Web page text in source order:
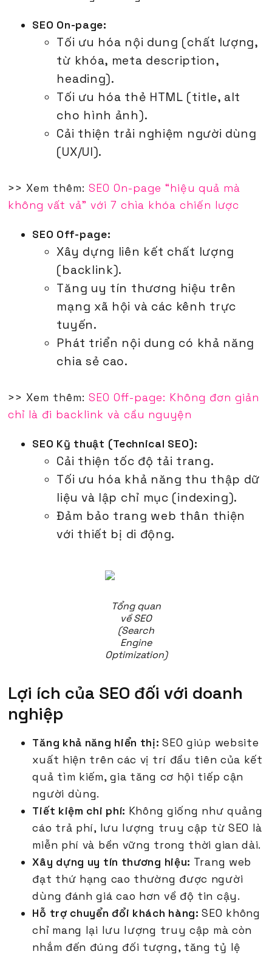
SEO On-page:
Tối ưu hóa nội dung (chất lượng,
từ khóa, meta description,
heading).
Tối ưu hóa thẻ HTML (title, alt
cho hình ảnh).
Cải thiện trải nghiệm người dùng
(UX/UI).
>> Xem thêm: SEO On-page “hiệu quả mà
không vất vả” với 7 chìa khóa chiến lược
SEO Off-page:
Xây dựng liên kết chất lượng
(backlink).
Tăng uy tín thương hiệu trên
mạng xã hội và các kênh trực
tuyến.
Phát triển nội dung có khả năng
chia sẻ cao.
>> Xem thêm: SEO Off-page: Không đơn giản
chỉ là đi backlink và cầu nguyện
SEO Kỹ thuật (Technical SEO):
Cải thiện tốc độ tải trang.
Tối ưu hóa khả năng thu thập dữ
liệu và lập chỉ mục (indexing).
Đảm bảo trang web thân thiện
với thiết bị di động.
Tổng quan
về SEO
(Search
Engine
Optimization)
Lợi ích của SEO đối với doanh
nghiệp
Tăng khả năng hiển thị:SEO giúp website
xuất hiện trên các vị trí đầu tiên của kết
quả tìm kiếm, gia tăng cơ hội tiếp cận
người dùng.
Tiết kiệm chi phí: Không giống như quảng
cáo trả phí, lưu lượng truy cập từ SEO là
miễn phí và bền vững trong thời gian dài.
Xây dựng uy tín thương hiệu: Trang web
đạt thứ hạng cao thường được người
dùng đánh giá cao hơn về độ tin cậy.
Hỗ trợ chuyển đổi khách hàng:SEO không
chỉ mang lại lưu lượng truy cập mà còn
nhắm đến đúng đối tượng, tăng tỷ lệ